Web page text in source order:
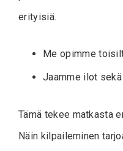
erityisiä.
Me opimme
Jaamme ilot
Tämä tekee matkasta
Näin kilpaileminen